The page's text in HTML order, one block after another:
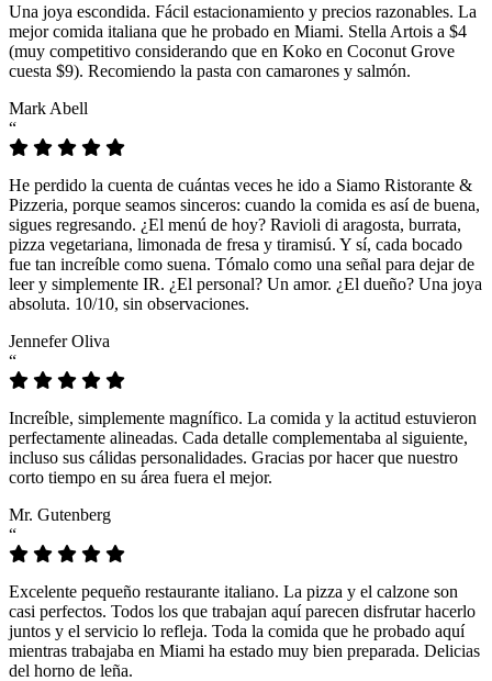
Una joya escondida. Fácil estacionamiento y precios razonables. La
mejor comida italiana que he probado en Miami. Stella Artois a $4
(muy competitivo considerando que en Koko en Coconut Grove
cuesta $9). Recomiendo la pasta con camarones y salmón.
Mark Abell
“
He perdido la cuenta de cuántas veces he ido a Siamo Ristorante &
Pizzeria, porque seamos sinceros: cuando la comida es así de buena,
sigues regresando. ¿El menú de hoy? Ravioli di aragosta, burrata,
pizza vegetariana, limonada de fresa y tiramisú. Y sí, cada bocado
fue tan increíble como suena. Tómalo como una señal para dejar de
leer y simplemente IR. ¿El personal? Un amor. ¿El dueño? Una joya
absoluta. 10/10, sin observaciones.
Jennefer Oliva
“
Increíble, simplemente magnífico. La comida y la actitud estuvieron
perfectamente alineadas. Cada detalle complementaba al siguiente,
incluso sus cálidas personalidades. Gracias por hacer que nuestro
corto tiempo en su área fuera el mejor.
Mr. Gutenberg
“
Excelente pequeño restaurante italiano. La pizza y el calzone son
casi perfectos. Todos los que trabajan aquí parecen disfrutar hacerlo
juntos y el servicio lo refleja. Toda la comida que he probado aquí
mientras trabajaba en Miami ha estado muy bien preparada. Delicias
del horno de leña.